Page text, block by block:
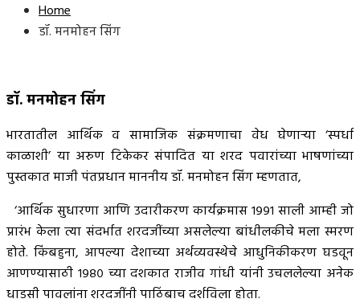
Home
डॉ. मनमोहन सिंग
डॉ. मनमोहन सिंग
भारतातील आर्थिक व सामाजिक संक्रमणाचा वेध घेणाऱ्या ‘स्पर्धा
काळाशी’ या अरुण टिकेकर संपादित या शरद पवारांच्या भाषणांच्या
पुस्तकात माजी पंतप्रधान माननीय डॉ. मनमोहन सिंग म्हणतात,
‘आर्थिक सुधारणा आणि उदारीकरण कार्यक्रमास १९९१ साली आम्ही जो
प्रारंभ केला त्या संदर्भात शरदजींच्या असलेल्या बांधीलकीचे मला स्मरण
होते. किंबहुना, आपल्या देशाच्या अर्थव्यवस्थेचे आधुनिकीकरण घडवून
आणण्यासाठी १९८० च्या दशकात राजीव गांधी यांनी उचललेल्या अनेक
धाडसी पावलांना शरदजींनी पाठिंबाच दर्शविला होता.